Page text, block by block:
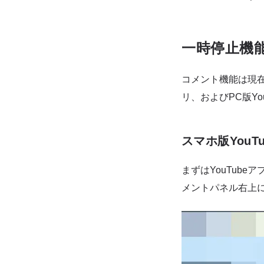
一時停止機
コメント機能は現
リ、およびPC版
スマホ版
まずはYouTubeア
メントパネル右上